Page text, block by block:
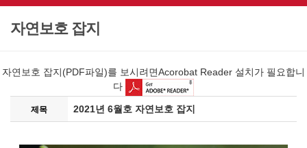
자연보호 잡지
자연보호 잡지(PDF파일)를 보시려면Acorobat Reader 설치가 필요합니
다
제목 2021년 6월호 자연보호 잡지